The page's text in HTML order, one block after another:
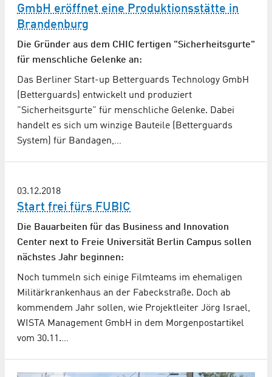
GmbH eröffnet eine Produktionsstätte in
Brandenburg
Die Gründer aus dem CHIC fertigen "Sicherheitsgurte"
für menschliche Gelenke an:
Das Berliner Start-up Betterguards Technology GmbH
(Betterguards) entwickelt und produziert
"Sicherheitsgurte" für menschliche Gelenke. Dabei
handelt es sich um winzige Bauteile (Betterguards
System) für Bandagen,…
03.12.2018
Start frei fürs FUBIC
Die Bauarbeiten für das Business and Innovation
Center next to Freie Universität Berlin Campus sollen
nächstes Jahr beginnen:
Noch tummeln sich einige Filmteams im ehemaligen
Militärkrankenhaus an der Fabeckstraße. Doch ab
kommendem Jahr sollen, wie Projektleiter Jörg Israel,
WISTA Management GmbH in dem Morgenpostartikel
vom 30.11.…